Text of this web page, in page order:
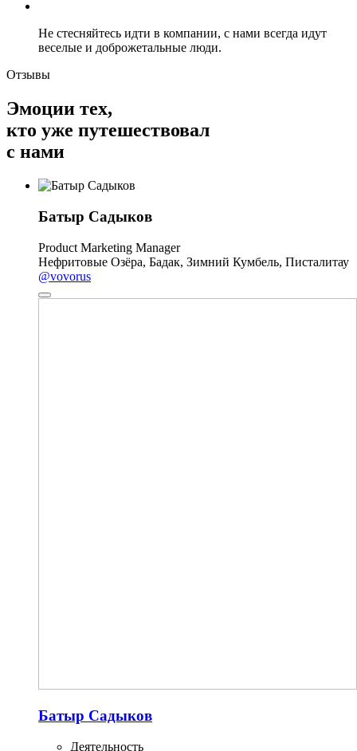
Не стесняйтесь идти в компании, с нами всегда идут
веселые и доброжетальные люди.
Отзывы
Эмоции тех,
кто уже путешествовал
с нами
Батыр Садыков
Product Marketing Manager
Нефритовые Озёра, Бадак, Зимний Кумбель, Писталитау
@vovorus
Батыр Садыков
Деятельность